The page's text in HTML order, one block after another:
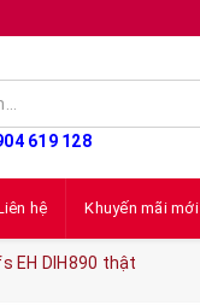
619 128
hệ Khuyến mãi mới
EH DIH890 thật